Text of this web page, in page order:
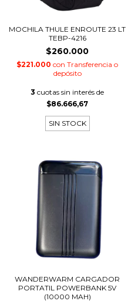
MOCHILA THULE ENROUTE 23 LT
TEBP-4216
$260.000
$221.000 con Transferencia o
depósito
3 cuotas sin interés de
$86.666,67
SIN STOCK
WANDERWARM CARGADOR
PORTATIL POWERBANK 5V
(10000 MAH)